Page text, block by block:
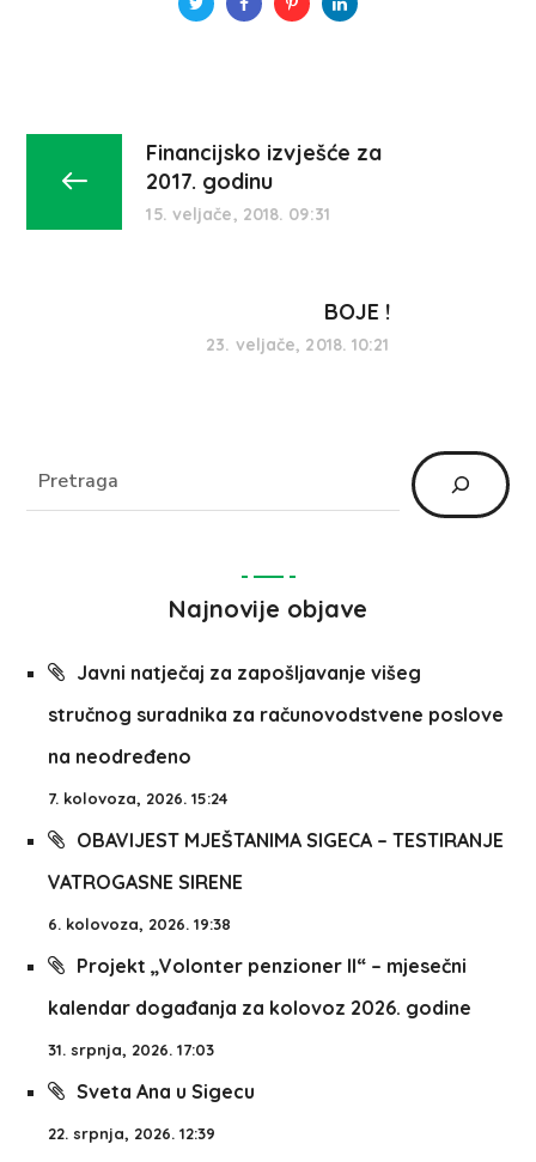
Financijsko izvješće za
2017. godinu
15. veljače, 2018. 09:31
BOJE !
23. veljače, 2018. 10:21
Najnovije objave
Javni natječaj za zapošljavanje višeg
stručnog suradnika za računovodstvene poslove
na neodređeno
7. kolovoza, 2026. 15:24
OBAVIJEST MJEŠTANIMA SIGECA – TESTIRANJE
VATROGASNE SIRENE
6. kolovoza, 2026. 19:38
Projekt „Volonter penzioner II“ – mjesečni
kalendar događanja za kolovoz 2026. godine
31. srpnja, 2026. 17:03
Sveta Ana u Sigecu
22. srpnja, 2026. 12:39